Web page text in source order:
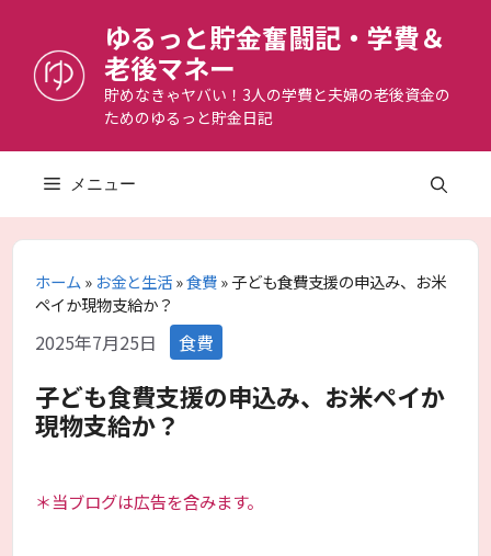
へ
ゆるっと貯金奮闘記・学費＆
老後マネー
貯めなきゃヤバい！3人の学費と夫婦の老後資金の
ためのゆるっと貯金日記
メニュー
ホーム» お金と生活»食費»子ども食費支援の申込み、お米
ペイか現物支給か？
2025年7月25日 カ
テ
ゴ
リ
ー
食費
子ども食費支援の申込み、お米ペイか
現物支給か？
＊当ブログは広告を含みます。